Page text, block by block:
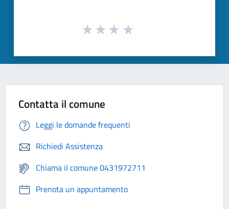
Contatta il comune
Leggi le domande frequenti
Richiedi Assistenza
Chiama il comune 0431972711
Prenota un appuntamento